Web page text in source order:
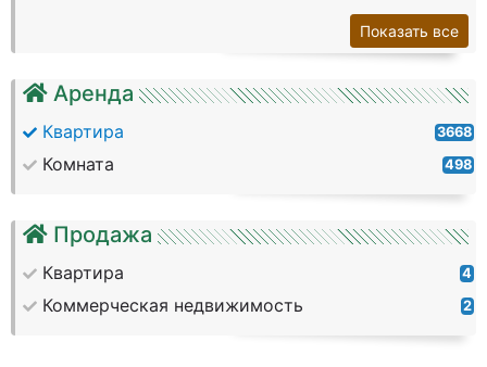
Аренда
Квартира 3668
Комната 498
Продажа
Квартира 4
Коммерческая недвижимость 2
Показать все